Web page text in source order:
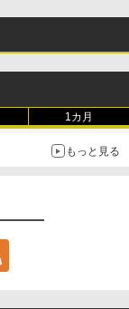
1カ月
もっと見る